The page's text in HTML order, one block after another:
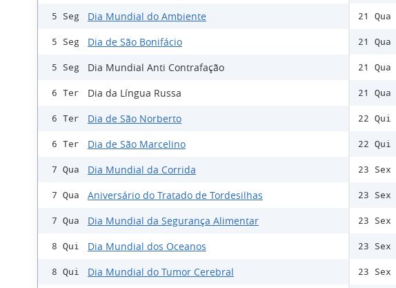
5 Seg Dia Mundial do Ambiente
5 Seg Dia de São Bonifácio
5 Seg Dia Mundial Anti Contrafação
6 Ter Dia da Língua Russa
6 Ter Dia de São Norberto
6 Ter Dia de São Marcelino
7 Qua Dia Mundial da Corrida
7 Qua Aniversário do Tratado de Tordesilhas
7 Qua Dia Mundial da Segurança Alimentar
8 Qui Dia Mundial dos Oceanos
8 Qui Dia Mundial do Tumor Cerebral
21 Qua
21 Qua
21 Qua
21 Qua
22 Qui
22 Qui
23 Sex
23 Sex
23 Sex
23 Sex
23 Sex